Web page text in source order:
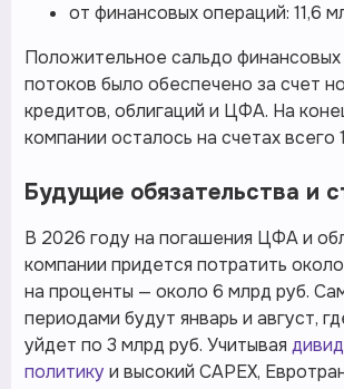
от финансовых операций: 11,6
Положительное сальдо
потоков было обеспечено за счет
кредитов, облигаций и ЦФА. На
компании осталось на счетах всего
Будущие обязательства и
В 2026 году на погашения ЦФА и
компании придется потратить около
на проценты — около 6 млрд руб.
периодами будут январь и август,
уйдет по 3 млрд руб. Учитывая
политику и высокий CAPEX,